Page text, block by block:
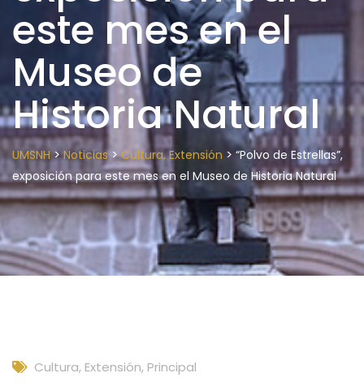
este mes en el
Museo de
Historia Natural
UMSNH>Noticias>Cultura, Extensión > “Polvo de Estrellas”,
exposición para este mes en el Museo de Historia Natural
Cultura, Extensión, Principal